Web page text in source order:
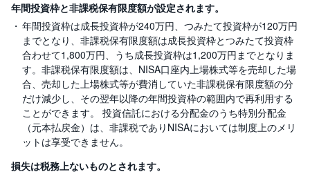
年間投資枠と非課税保有限度額が設定されます。
年間投資枠は成長投資枠が240万円、つみたて投資枠が120万円
までとなり、非課税保有限度額は成長投資枠とつみたて投資枠
合わせて1,800万円、うち成長投資枠は1,200万円までとなりま
す。非課税保有限度額は、NISA口座内上場株式等を売却した場
合、売却した上場株式等が費消していた非課税保有限度額の分
だけ減少し、その翌年以降の年間投資枠の範囲内で再利用する
ことができます。 投資信託における分配金のうち特別分配金
（元本払戻金）は、非課税でありNISAにおいては制度上のメリ
ットは享受できません。
損失は税務上ないものとされます。